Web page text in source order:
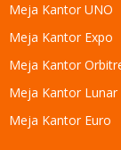
Meja Kantor UNO
Meja Kantor Expo
Meja Kantor
Meja Kantor Lunar
Meja Kantor Euro